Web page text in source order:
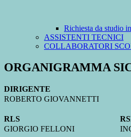
Richiesta da studio
ASSISTENTI TECNICI
COLLABORATORI
ORGANIGRAMMA
DIRIGENTE
ROBERTO GIOVANNETTI
RLS
GIORGIO FELLONI